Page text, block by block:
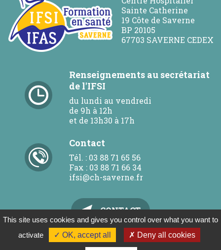
Sainte Catherine
19 Côte de Saverne
BP 20105
67703 SAVERNE CEDEX
Renseignements au secrétariat
de l'IFSI
du lundi au vendredi
de 9h à 12h
et de 13h30 à 17h
Contact
Tél. : 03 88 71 65 56
Fax : 03 88 71 66 34
ifsi@ch-saverne.fr
CONTACT
Politique de confidentialité
Plan du site
This site uses cookies and gives you control over what you want to
activate
✓ OK, accept all ✗ Deny all cookies